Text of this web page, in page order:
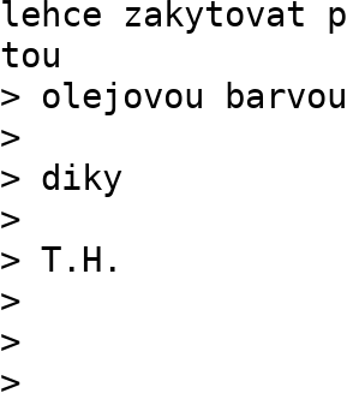
lehce zakytovat
tou
> olejovou
>
> diky
>
> T.H.
>
>
>